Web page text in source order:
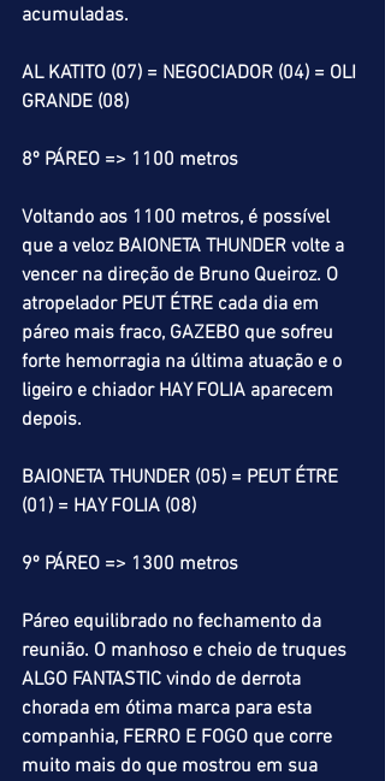
acumuladas.
AL KATITO (07) = NEGOCIADOR (04) = OLI
GRANDE (08)
8º PÁREO => 1100 metros
Voltando aos 1100 metros, é possível
que a veloz BAIONETA THUNDER volte a
vencer na direção de Bruno Queiroz. O
atropelador PEUT ÉTRE cada dia em
páreo mais fraco, GAZEBO que sofreu
forte hemorragia na última atuação e o
ligeiro e chiador HAY FOLIA aparecem
depois.
BAIONETA THUNDER (05) = PEUT ÉTRE
(01) = HAY FOLIA (08)
9º PÁREO => 1300 metros
Páreo equilibrado no fechamento da
reunião. O manhoso e cheio de truques
ALGO FANTASTIC vindo de derrota
chorada em ótima marca para esta
companhia, FERRO E FOGO que corre
muito mais do que mostrou em sua